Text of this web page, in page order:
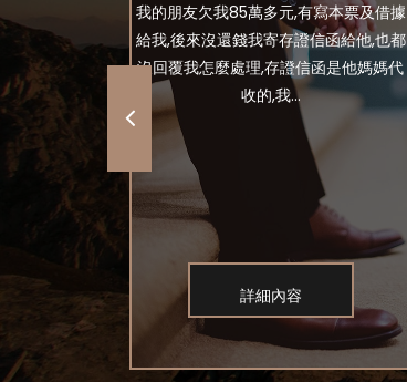
寫本票也有
到人戶籍
說好幾年
我的朋友欠我85萬多元,有寫本票及借據
給我,後來沒還錢我寄存證信函給他,也都
沒回覆我怎麼處理,存證信函是他媽媽代
收的,我...
詳細內容